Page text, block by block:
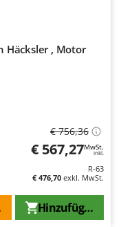
Häcksler , Motor
€ 756,36
€ 567,27MwSt.
inkl.
R-63
€ 476,70 exkl. MwSt.
Hinzufügen